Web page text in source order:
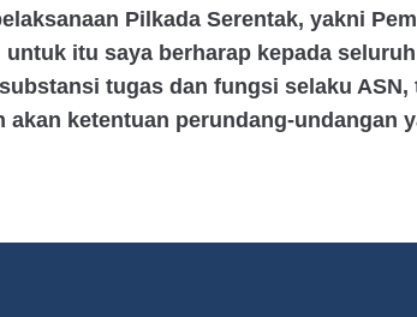
Pilkada Serentak, yakni
itu saya berharap kepada
tugas dan fungsi selaku
ketentuan perundang-undangan